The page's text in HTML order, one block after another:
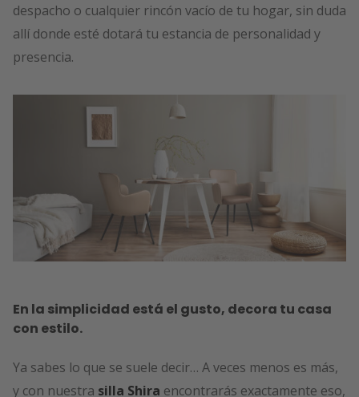
despacho o cualquier rincón vacío de tu hogar, sin duda
allí donde esté dotará tu estancia de personalidad y
presencia.
En la simplicidad está el gusto, decora tu casa
con estilo.
Ya sabes lo que se suele decir… A veces menos es más,
y con nuestra silla Shira encontrarás exactamente eso,